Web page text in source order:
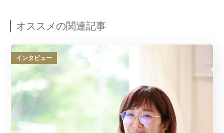
オススメの関連記事
インタビュー